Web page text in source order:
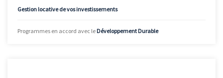
Gestion locative de vos investissements
Programmes en accord avec le Développement Durable